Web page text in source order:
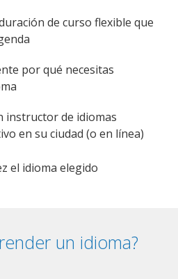
de curso flexible que
por qué necesitas
instructor de idiomas
en su ciudad (o en línea)
el idioma elegido
un idioma?